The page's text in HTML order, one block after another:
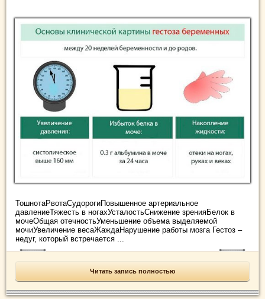
ТошнотаРвотаСудорогиПовышенное артериальное
давлениеТяжесть в ногахУсталостьСнижение зренияБелок в
мочеОбщая отечностьУменьшение объема выделяемой
мочиУвеличение весаЖаждаНарушение работы мозга Гестоз –
недуг, который встречается ...
Читать запись полностью